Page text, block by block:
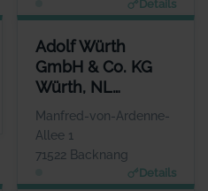
Details
Adolf Würth
GmbH & Co. KG
Würth, NL
Backnang
Manfred-von-Ardenne-
Allee 1
71522 Backnang
Details
ADOLF WÜRTH GMBH & CO.